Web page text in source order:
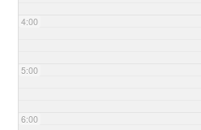
4:00
5:00
6:00